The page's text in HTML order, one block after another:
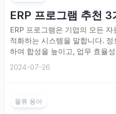
ERP 프로그램 추천
ERP 프로그램은 기업의 모든
적화하는 시스템을 말합니다.
하여 합성을 높이고, 업무 효율
2024-07-26
물류 용어